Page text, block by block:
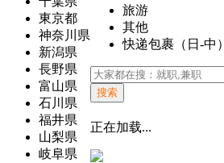
東京都
神奈川県
新潟県
長野県
富山県
石川県
福井県
山梨県
岐阜県
旅游
其他
快递包裹（日-中）
搜索
正在加载...